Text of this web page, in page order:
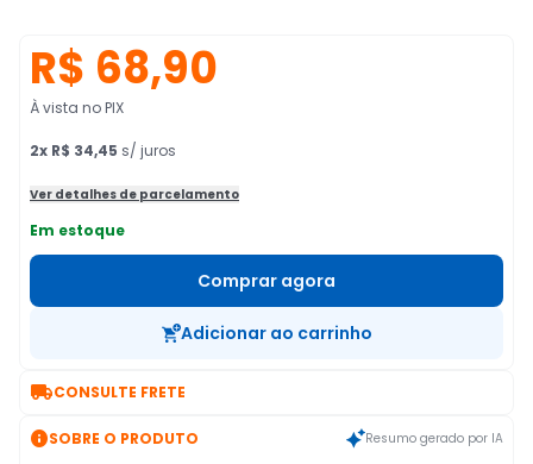
R$ 68,90
À vista no PIX
2x R$ 34,45 s/ juros
Ver detalhes de parcelamento
Em estoque
Comprar agora
Adicionar ao carrinho
CONSULTE FRETE
SOBRE O PRODUTO Resumo gerado por IA